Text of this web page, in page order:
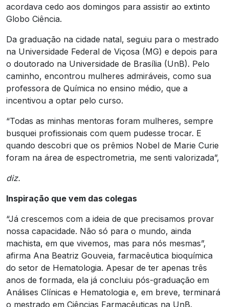
acordava cedo aos domingos para assistir ao extinto
Globo Ciência.
Da graduação na cidade natal, seguiu para o mestrado
na Universidade Federal de Viçosa (MG) e depois para
o doutorado na Universidade de Brasília (UnB). Pelo
caminho, encontrou mulheres admiráveis, como sua
professora de Química no ensino médio, que a
incentivou a optar pelo curso.
“Todas as minhas mentoras foram mulheres, sempre
busquei profissionais com quem pudesse trocar. E
quando descobri que os prêmios Nobel de Marie Curie
foram na área de espectrometria, me senti valorizada”,
diz.
Inspiração que vem das colegas
“Já crescemos com a ideia de que precisamos provar
nossa capacidade. Não só para o mundo, ainda
machista, em que vivemos, mas para nós mesmas”,
afirma Ana Beatriz Gouveia, farmacêutica bioquímica
do setor de Hematologia. Apesar de ter apenas três
anos de formada, ela já concluiu pós-graduação em
Análises Clínicas e Hematologia e, em breve, terminará
o mestrado em Ciências Farmacêuticas na UnB.